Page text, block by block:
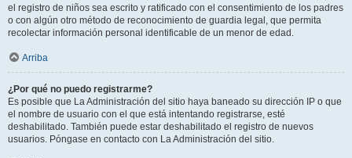
el registro de niños sea escrito y ratificado con el consentimiento de los padres
o con algún otro método de reconocimiento de guardia legal, que permita
recolectar información personal identificable de un menor de edad.
Arriba
¿Por qué no puedo registrarme?
Es posible que La Administración del sitio haya baneado su dirección IP o que
el nombre de usuario con el que está intentando registrarse, esté
deshabilitado. También puede estar deshabilitado el registro de nuevos
usuarios. Póngase en contacto con La Administración del sitio.